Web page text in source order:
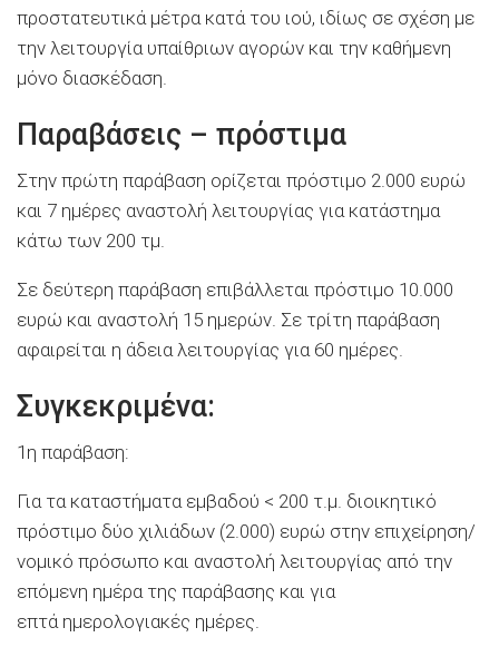
προστατευτικά μέτρα κατά του ιού, ιδίως σε σχέση με
την λειτουργία υπαίθριων αγορών και την καθήμενη
μόνο διασκέδαση.
Παραβάσεις – πρόστιμα
Στην πρώτη παράβαση ορίζεται πρόστιμο 2.000 ευρώ
και 7 ημέρες αναστολή λειτουργίας για κατάστημα
κάτω των 200 τμ.
Σε δεύτερη παράβαση επιβάλλεται πρόστιμο 10.000
ευρώ και αναστολή 15 ημερών. Σε τρίτη παράβαση
αφαιρείται η άδεια λειτουργίας για 60 ημέρες.
Συγκεκριμένα:
1η παράβαση:
Για τα καταστήματα εμβαδού < 200 τ.μ. διοικητικό
πρόστιμο δύο χιλιάδων (2.000) ευρώ στην επιχείρηση/
νομικό πρόσωπο και αναστολή λειτουργίας από την
επόμενη ημέρα της παράβασης και για
επτά ημερολογιακές ημέρες.